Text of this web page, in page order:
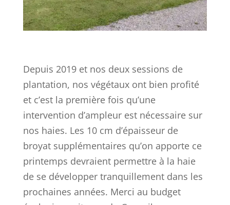
Depuis 2019 et nos deux sessions de
plantation, nos végétaux ont bien profité
et c’est la première fois qu’une
intervention d’ampleur est nécessaire sur
nos haies. Les 10 cm d’épaisseur de
broyat supplémentaires qu’on apporte ce
printemps devraient permettre à la haie
de se développer tranquillement dans les
prochaines années. Merci au budget